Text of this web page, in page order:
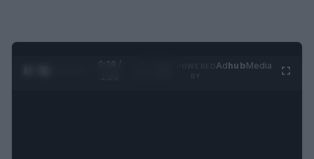
0:29 /
AdhubMedia